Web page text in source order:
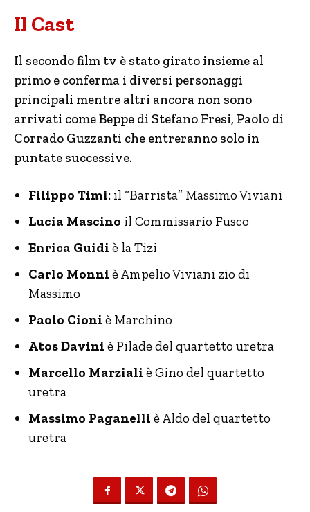
Il Cast
Il secondo film tv è stato girato insieme al
primo e conferma i diversi personaggi
principali mentre altri ancora non sono
arrivati come Beppe di Stefano Fresi, Paolo di
Corrado Guzzanti che entreranno solo in
puntate successive.
Filippo Timi: il “Barrista” Massimo Viviani
Lucia Mascino il Commissario Fusco
Enrica Guidi è la Tizi
Carlo Monni è Ampelio Viviani zio di
Massimo
Paolo Cioni è Marchino
Atos Davini è Pilade del quartetto uretra
Marcello Marziali è Gino del quartetto
uretra
Massimo Paganelli è Aldo del quartetto
uretra